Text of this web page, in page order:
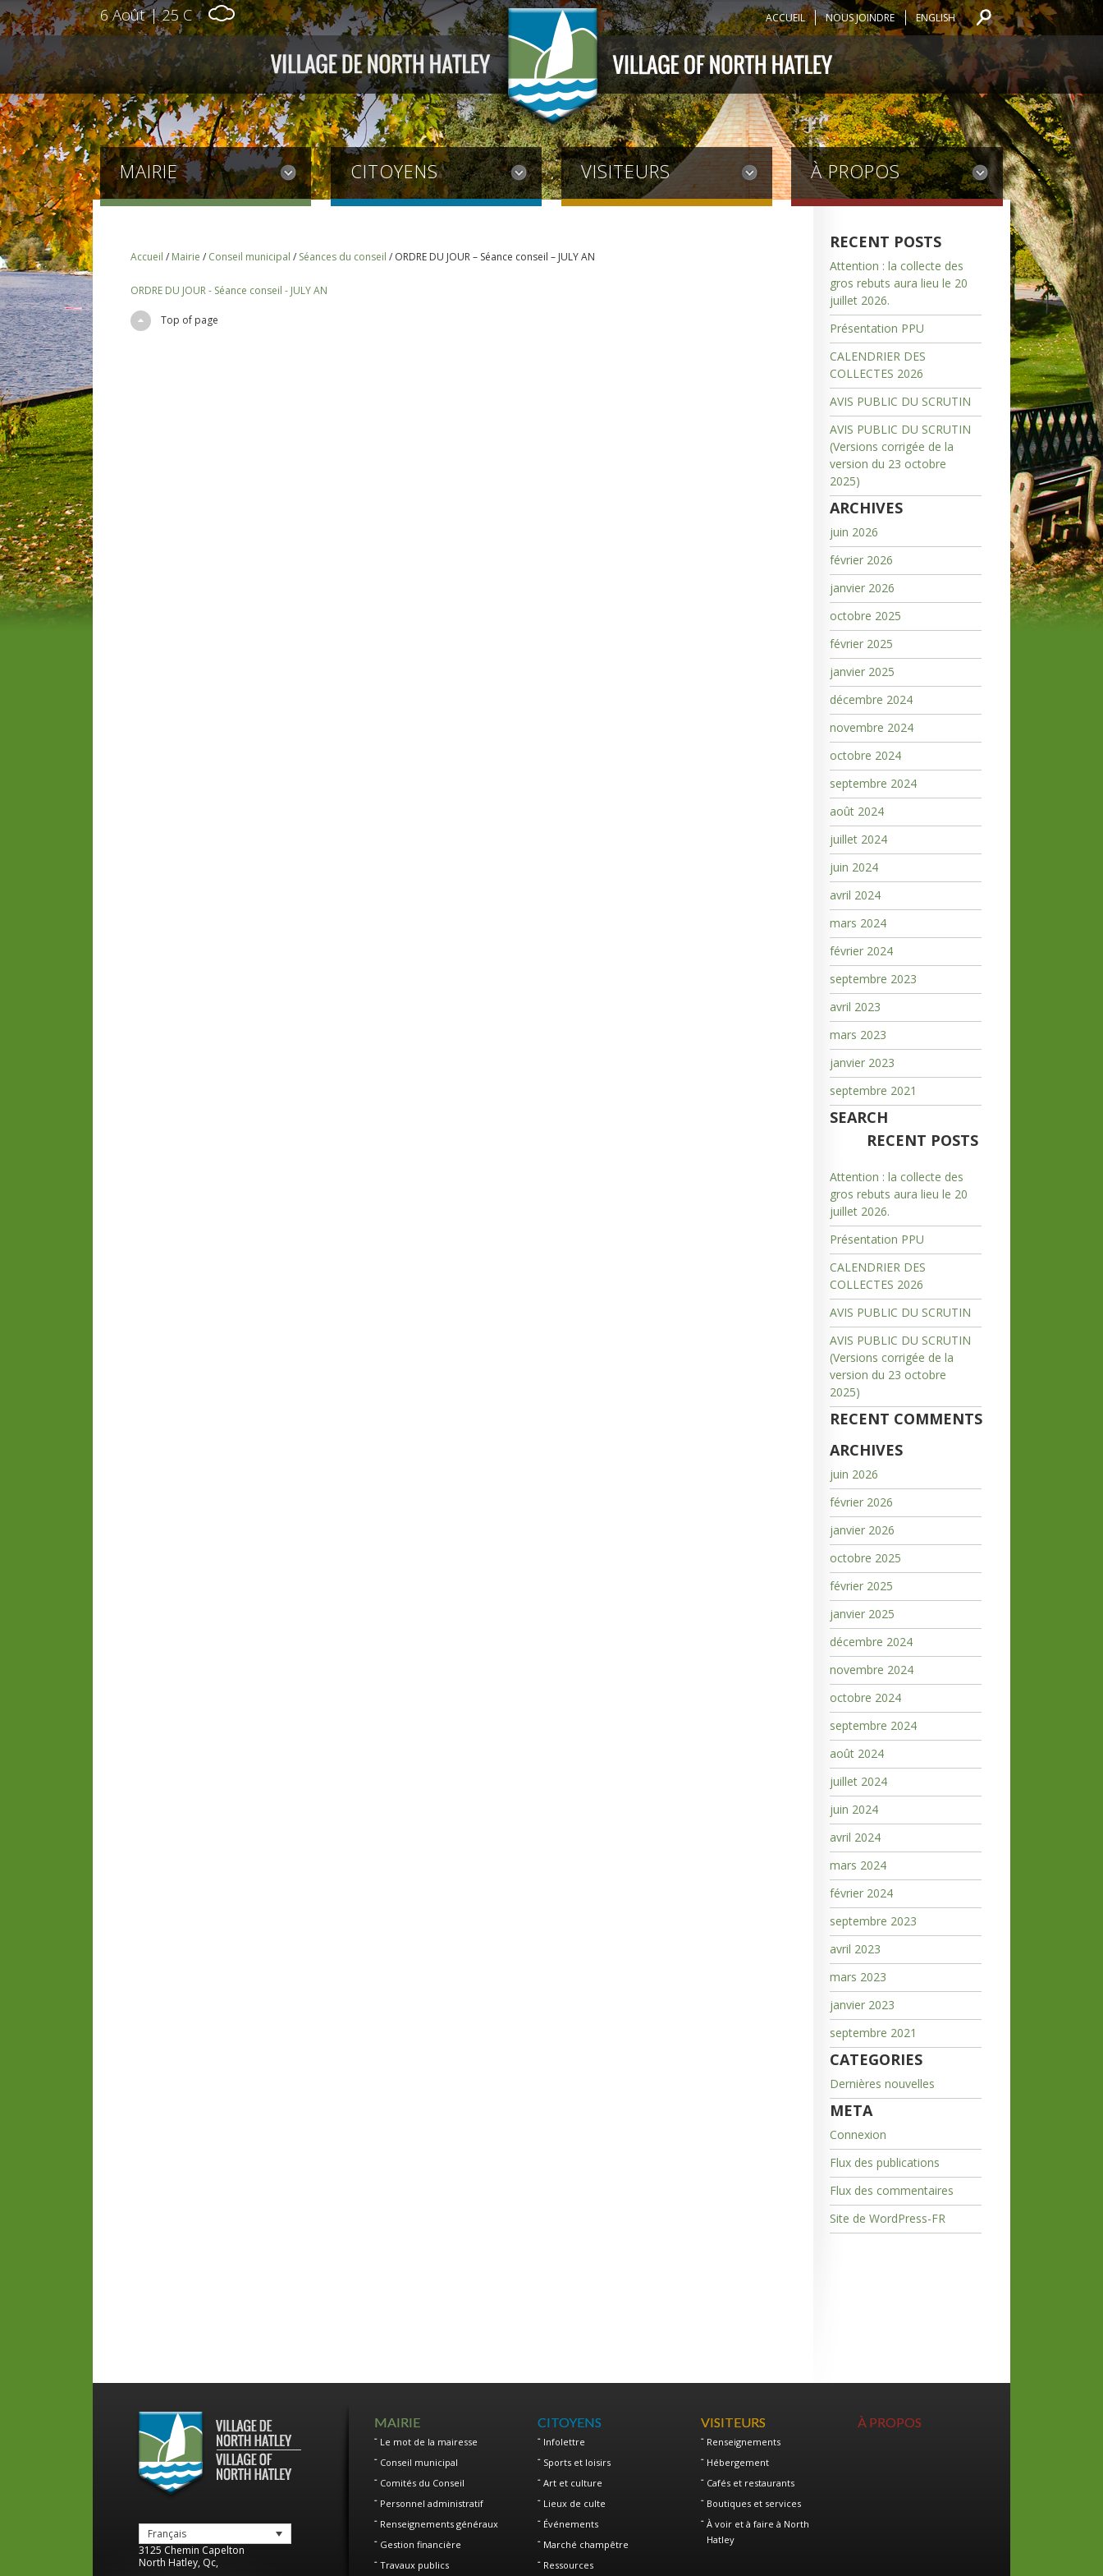
6 Août | 25 C ACCUEIL NOUS JOINDRE ENGLISH
MAIRIE CITOYENS VISITEURS À PROPOS
Accueil / Mairie / Conseil municipal / Séances du conseil / ORDRE DU JOUR – Séance conseil – JULY AN
ORDRE DU JOUR - Séance conseil - JULY AN
Top of page
RECENT POSTS
Attention : la collecte des
gros rebuts aura lieu le 20
juillet 2026.
Présentation PPU
CALENDRIER DES
COLLECTES 2026
AVIS PUBLIC DU SCRUTIN
AVIS PUBLIC DU SCRUTIN
(Versions corrigée de la
version du 23 octobre
2025)
ARCHIVES
juin 2026
février 2026
janvier 2026
octobre 2025
février 2025
janvier 2025
décembre 2024
novembre 2024
octobre 2024
septembre 2024
août 2024
juillet 2024
juin 2024
avril 2024
mars 2024
février 2024
septembre 2023
avril 2023
mars 2023
janvier 2023
septembre 2021
SEARCH
RECENT POSTS
Attention : la collecte des
gros rebuts aura lieu le 20
juillet 2026.
Présentation PPU
CALENDRIER DES
COLLECTES 2026
AVIS PUBLIC DU SCRUTIN
AVIS PUBLIC DU SCRUTIN
(Versions corrigée de la
version du 23 octobre
2025)
RECENT COMMENTS
ARCHIVES
juin 2026
février 2026
janvier 2026
octobre 2025
février 2025
janvier 2025
décembre 2024
novembre 2024
octobre 2024
septembre 2024
août 2024
juillet 2024
juin 2024
avril 2024
mars 2024
février 2024
septembre 2023
avril 2023
mars 2023
janvier 2023
septembre 2021
CATEGORIES
Dernières nouvelles
META
Connexion
Flux des publications
Flux des commentaires
Site de WordPress-FR
Français
3125 Chemin Capelton
North Hatley, Qc,
MAIRIE
Le mot de la mairesse
Conseil municipal
Comités du Conseil
Personnel administratif
Renseignements généraux
Gestion financière
Travaux publics
CITOYENS
Infolettre
Sports et loisirs
Art et culture
Lieux de culte
Événements
Marché champêtre
Ressources
VISITEURS
Renseignements
Hébergement
Cafés et restaurants
Boutiques et services
À voir et à faire à North
Hatley
À PROPOS